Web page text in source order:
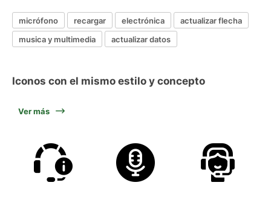
micrófono recargar electrónica
actualizar flecha
musica y multimedia
actualizar datos
Iconos con el mismo estilo y concepto
Ver más